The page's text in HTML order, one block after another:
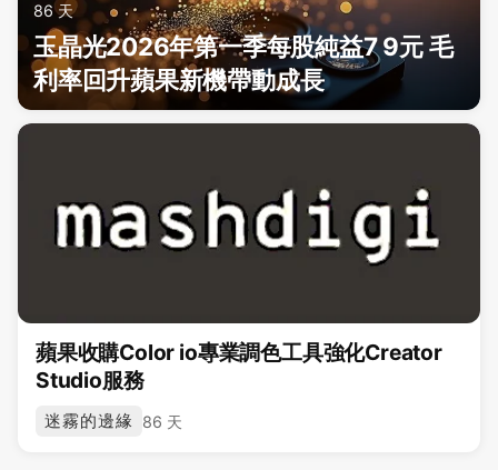
86 天
玉晶光2026年第一季每股純益7 9元 毛
利率回升蘋果新機帶動成長
蘋果收購Color io專業調色工具強化Creator
Studio服務
迷霧的邊緣 86 天